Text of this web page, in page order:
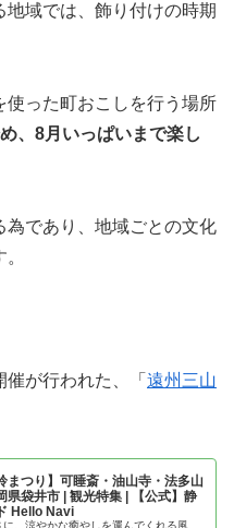
域では、飾り付けの時期
った町おこしを行う場所
、8月いっぱいまで楽し
為であり、地域ごとの文化
が行われた、「 遠州三山
まつり】可睡斎・油山寺・法多山
県袋井市 | 観光特集 | 【公式】静
Hello Navi
に、涼やかな癒やしを運んでくれる風